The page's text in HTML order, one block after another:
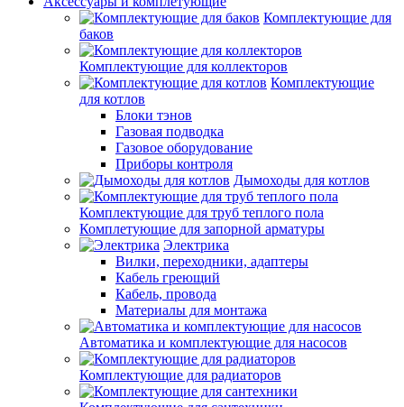
Комплектующие для
баков
Комплектующие для коллекторов
Комплектующие
для котлов
Блоки тэнов
Газовая подводка
Газовое оборудование
Приборы контроля
Дымоходы для котлов
Комплектующие для труб теплого пола
Комплетующие для запорной арматуры
Электрика
Вилки, переходники, адаптеры
Кабель греющий
Кабель, провода
Материалы для монтажа
Автоматика и комплектующие для насосов
Комплектующие для радиаторов